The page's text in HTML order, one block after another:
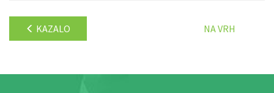
KAZALO NA VRH